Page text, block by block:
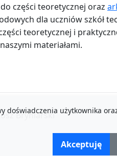
części teoretycznej oraz
dla uczniów szkół
teoretycznej i
materiałami.
Bryniarski
doświadczenia użytkownika
Akceptuję